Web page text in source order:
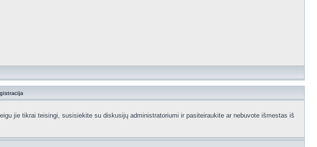
jie tikrai teisingi, susisiekite su diskusijų administratoriumi ir pasiteiraukite ar nebuvote išmestas iš